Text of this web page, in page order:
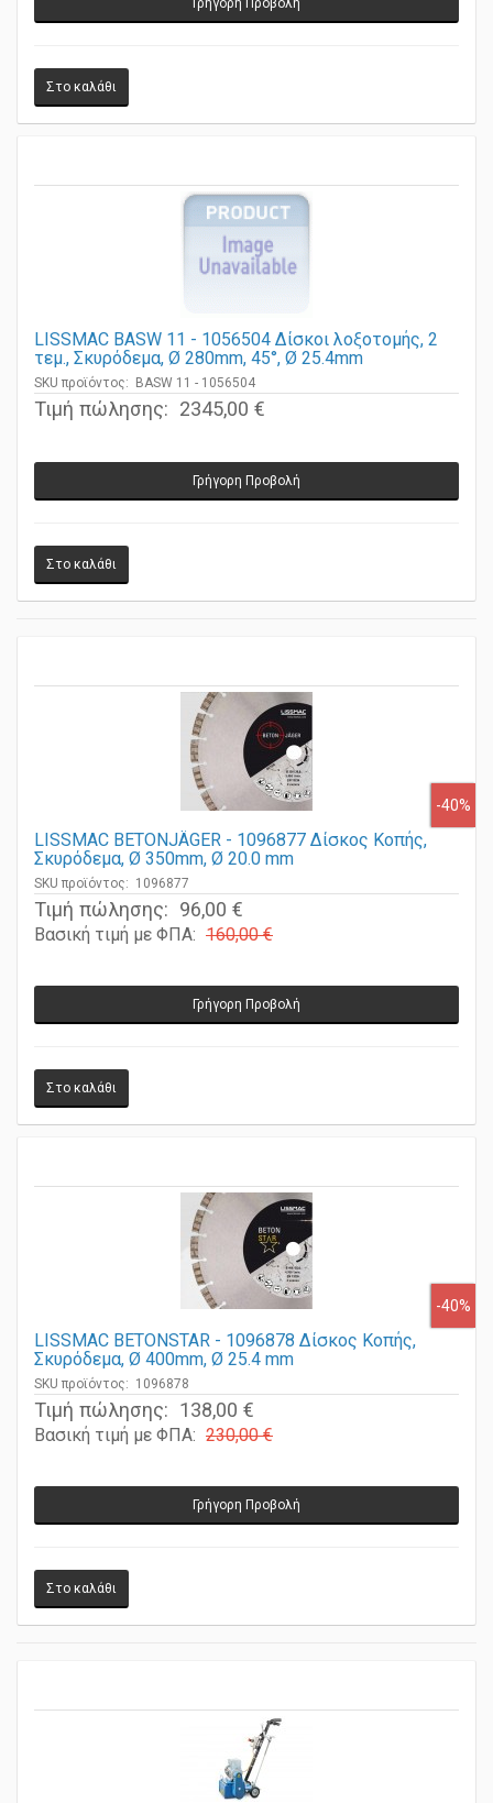
LISSMAC BASW 11 - 1056504 Δίσκοι λοξοτομής, 2
τεμ., Σκυρόδεμα, Ø 280mm, 45°, Ø 25.4mm
SKU προϊόντος: BASW 11 - 1056504
Τιμή πώλησης: 2345,00 €
LISSMAC BETONJÄGER - 1096877 Δίσκος Κοπής,
Σκυρόδεμα, Ø 350mm, Ø 20.0 mm
SKU προϊόντος: 1096877
Τιμή πώλησης: 96,00 €
Βασική τιμή με ΦΠΑ: 160,00 €
LISSMAC BETONSTAR - 1096878 Δίσκος Κοπής,
Σκυρόδεμα, Ø 400mm, Ø 25.4 mm
SKU προϊόντος: 1096878
Τιμή πώλησης: 138,00 €
Βασική τιμή με ΦΠΑ: 230,00 €